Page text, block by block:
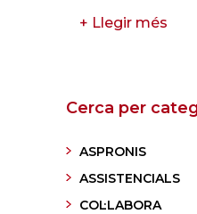
+ Llegir més
Cerca per
ASPRONIS
ASSISTENCIALS
COL·LABORA